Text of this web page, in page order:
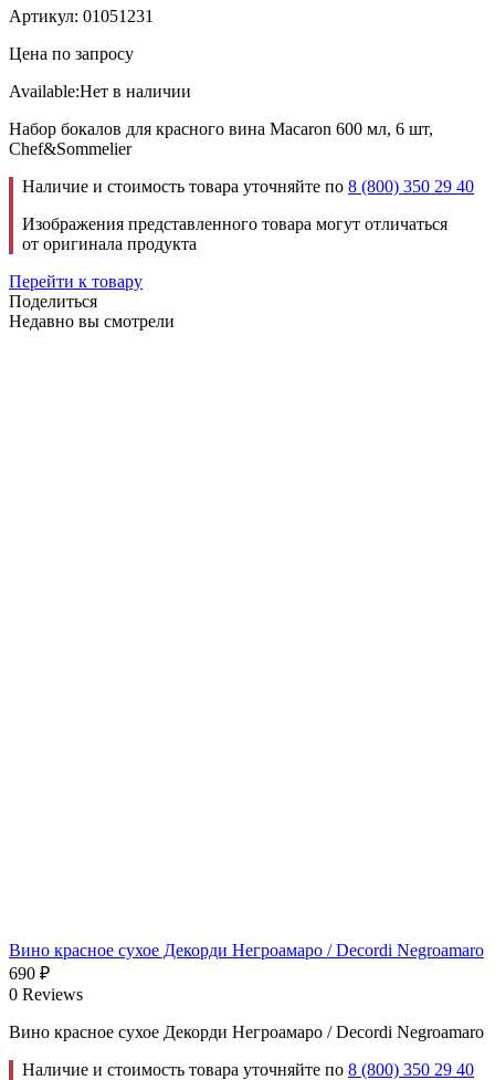
Артикул: 01051231
Цена по запросу
Available:Нет в наличии
Набор бокалов для красного вина Macaron 600 мл, 6 шт,
Chef&Sommelier
Наличие и стоимость товара уточняйте по 8 (800) 350 29 40
Изображения представленного товара могут отличаться
от оригинала продукта
Перейти к товару
Поделиться
Недавно вы смотрели
Вино красное сухое Декорди Негроамаро / Decordi Negroamaro
690 ₽
0 Reviews
Вино красное сухое Декорди Негроамаро / Decordi Negroamaro
Наличие и стоимость товара уточняйте по 8 (800) 350 29 40